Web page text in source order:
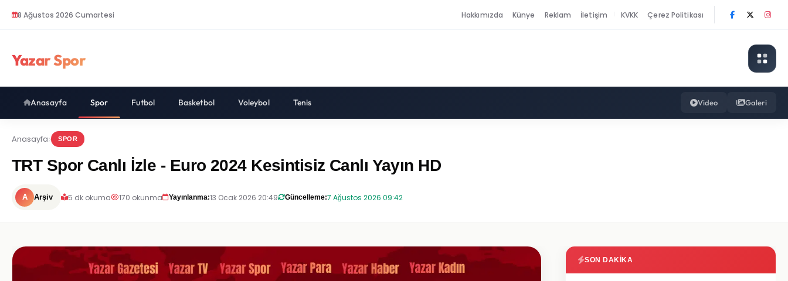
8 Ağustos 2026 Cumartesi Hakkımızda Künye Reklam İletişim KVKK Çerez Politikası
Yazar Spor
Anasayfa Spor Futbol Basketbol Voleybol Tenis Video Galeri
Anasayfa SPOR
TRT Spor Canlı İzle - Euro 2024 Kesintisiz Canlı Yayın HD
A Arşiv 5 dk okuma 170 okunma Yayınlanma:13 Ocak 2026 20:49 Güncelleme:7 Ağustos 2026 09:42
SON DAKIKA